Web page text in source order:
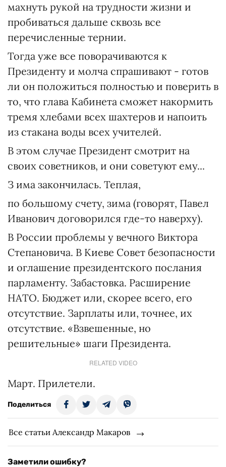
махнуть рукой на трудности жизни и
пробиваться дальше сквозь все
перечисленные тернии.
Тогда уже все поворачиваются к
Президенту и молча спрашивают - готов
ли он положиться полностью и поверить в
то, что глава Кабинета сможет накормить
тремя хлебами всех шахтеров и напоить
из стакана воды всех учителей.
В этом случае Президент смотрит на
своих советников, и они советуют ему...
З има закончилась. Теплая,
по большому счету, зима (говорят, Павел
Иванович договорился где-то наверху).
В России проблемы у вечного Виктора
Степановича. В Киеве Совет безопасности
и оглашение президентского послания
парламенту. Забастовка. Расширение
НАТО. Бюджет или, скорее всего, его
отсутствие. Зарплаты или, точнее, их
отсутствие. «Взвешенные, но
решительные» шаги Президента.
RELATED VIDEO
Март. Прилетели.
Поделиться
Все статьи Александр Макаров
Заметили ошибку?